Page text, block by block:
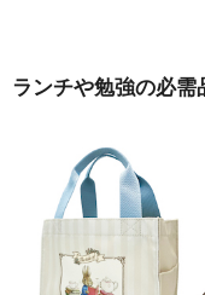
ランチや勉強の必